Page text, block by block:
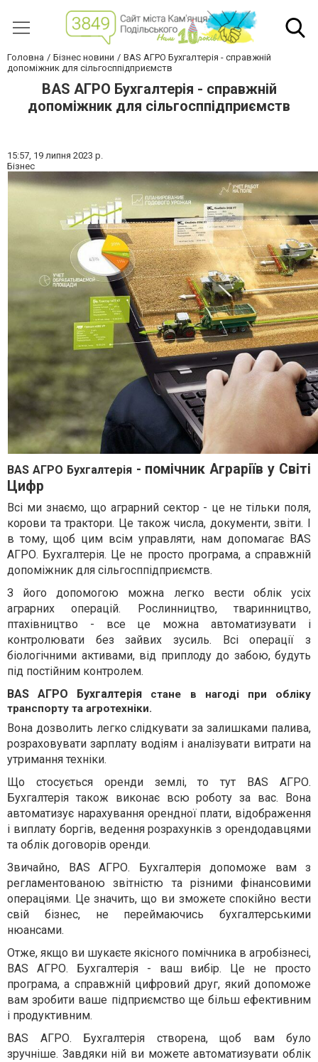
Головна Бізнес новини
BAS АГРО Бухгалтерія - справжній
допоміжник для сільгосппідприємств
BAS АГРО Бухгалтерія - справжній
допоміжник для сільгосппідприємств
15:57, 19 липня 2023 р.
Бізнес
BAS АГРО Бухгалтерія- помічник Аграріїв у Світі
Цифр
Всі ми знаємо, що аграрний сектор - це не тільки поля,
корови та трактори. Це також числа, документи, звіти. І
в тому, щоб цим всім управляти, нам допомагає BAS
АГРО. Бухгалтерія. Це не просто програма, а справжній
допоміжник для сільгосппідприємств.
З його допомогою можна легко вести облік усіх
аграрних операцій. Рослинництво, тваринництво,
птахівництво - все це можна автоматизувати і
контролювати без зайвих зусиль. Всі операції з
біологічними активами, від приплоду до забою, будуть
під постійним контролем.
BAS АГРО Бухгалтерія стане в нагоді при обліку
транспорту та агротехніки.
Вона дозволить легко слідкувати за залишками палива,
розраховувати зарплату водіям і аналізувати витрати на
утримання техніки.
Що стосується оренди землі, то тут BAS АГРО.
Бухгалтерія також виконає всю роботу за вас. Вона
автоматизує нарахування орендної плати, відображення
і виплату боргів, ведення розрахунків з орендодавцями
та облік договорів оренди.
Звичайно, BAS АГРО. Бухгалтерія допоможе вам з
регламентованою звітністю та різними фінансовими
операціями. Це значить, що ви зможете спокійно вести
свій бізнес, не переймаючись бухгалтерськими
нюансами.
Отже, якщо ви шукаєте якісного помічника в агробізнесі,
BAS АГРО. Бухгалтерія - ваш вибір. Це не просто
програма, а справжній цифровий друг, який допоможе
вам зробити ваше підприємство ще більш ефективним
і продуктивним.
BAS АГРО. Бухгалтерія створена, щоб вам було
зручніше. Завдяки ній ви можете автоматизувати облік